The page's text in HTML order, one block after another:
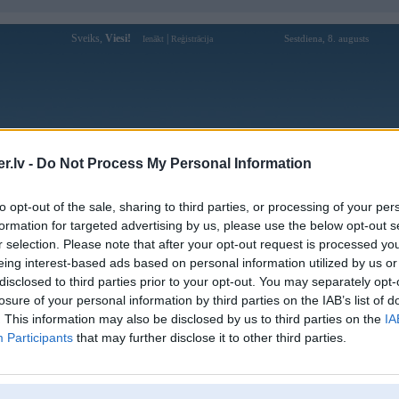
- Do Not Process My Personal Information
opt-out of the sale, sharing to third parties, or processing of your
for targeted advertising by us, please use the below opt-out
selection. Please note that after your opt-out request is processed
interest-based ads based on personal information utilized by us
to third parties prior to your opt-out. You may separately
of your personal information by third parties on the IAB’s list of
This information may also be disclosed by us to third parties on the
Participants that may further disclose it to other third parties.
Sveiks, Viesi! Ienākt Reģistrācija Sestdiena, 8. augusts
Forums Galerijas Reģistrācija Lietotāji
Lietotāja sumclubzacom profils
Lietotājvārds:
sumclubzacom
Ziņojumi forumā:
0
Pēdējie ziņojumi forumā